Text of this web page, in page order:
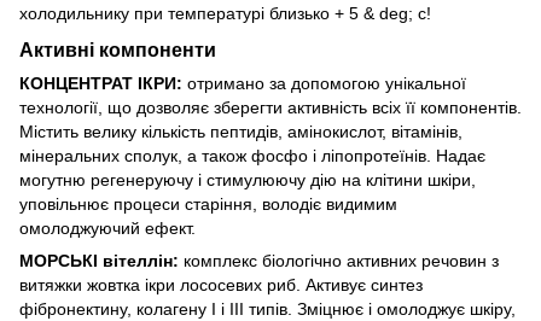
холодильнику при температурі близько + 5 & ​​deg; с!
Активні компоненти
КОНЦЕНТРАТ ІКРИ: отримано за допомогою унікальної
технології, що дозволяє зберегти активність всіх її компонентів.
Містить велику кількість пептидів, амінокислот, вітамінів,
мінеральних сполук, а також фосфо і ліпопротеїнів. Надає
могутню регенеруючу і стимулюючу дію на клітини шкіри,
уповільнює процеси старіння, володіє видимим
омолоджуючий ефект.
МОРСЬКІ вітеллін: комплекс біологічно активних речовин з
витяжки жовтка ікри лососевих риб. Активує синтез
фібронектину, колагену I і III типів. Зміцнює і омолоджує шкіру,